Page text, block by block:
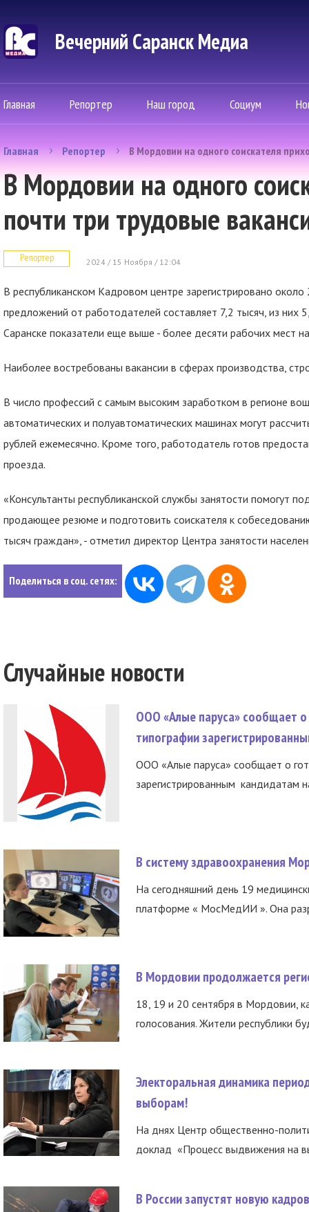
Вечерний Саранск Mедиа
Главная Репортер Наш город Социум
Главная Репортер В Мордовии на одного соискателя
В Мордовии на одного
почти три трудовые
Репортер 2024 / 15 Ноября / 12:04
В республиканском Кадровом центре зарегистрировано
предложений от работодателей составляет 7,2 тысяч, из них
Саранске показатели еще выше - более десяти рабочих мест
Наиболее востребованы вакансии в сферах производства,
В число профессий с самым высоким заработком в регионе
автоматических и полуавтоматических машинах могут
рублей ежемесячно. Кроме того, работодатель готов
проезда.
«Консультанты республиканской службы занятости помогут
продающее резюме и подготовить соискателя к
тысяч граждан», - отметил директор Центра занятости
Поделиться в соц. сетях:
Случайные новости
ООО «Алые паруса» сообщает о
типографии
ООО «Алые паруса» сообщает о
зарегистрированным кандидатам
В систему здравоохранения
На сегодняшний день 19
платформе « МосМедИИ ». Она
В Мордовии продолжается
18, 19 и 20 сентября в Мордовии,
голосования. Жители республики
Электоральная динамика
выборам!
На днях Центр общественно-
доклад «Процесс выдвижения на
В России запустят новую